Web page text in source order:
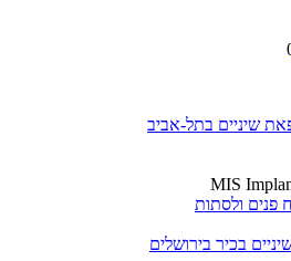
שיניים בתל-אביב
MIS
פנים ולסתות
בכיר בירושלים